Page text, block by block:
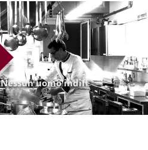
Nessun uomo indifferente al cib
è degno di fiducia